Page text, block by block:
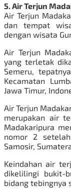
5. Air Terjun
Air Terjun
dan tempat
dengan wisata
Air Terjun
yang terletak
Semeru,
Kecamatan
Jawa Timur,
Air Terjun
merupakan air
Madakaripura
nomor 2
Samosir,
Keindahan air
dikelilingi bukit-
bidang tebingnya